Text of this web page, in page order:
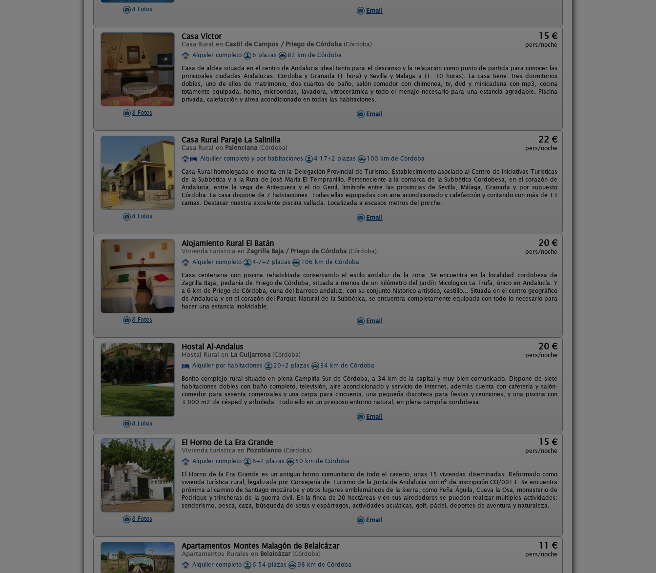
8 Fotos
Email
8 Fotos
Casa Víctor
Casa Rural en Castil de Campos / Priego de Córdoba (Córdoba)
15 €
pers/noche
Alquiler completo
6 plazas
82 km de Córdoba
Casa de aldea situada en el centro de Andalucia ideal tanto para el descanso y la relajación como punto de partida para conocer las
principales ciudades Andaluzas. Cordoba y Granada (1 hora) y Sevilla y Malaga a (1. 30 horas). La casa tiene: tres dormitorios
dobles, uno de ellos de matrimonio, dos cuartos de baño, salón comedor con chimenea, tv, dvd y minicadena con mp3, cocina
totamente equipada, horno, microondas, lavadora, vitrocerámica y todo el menaje necesario para una estancia agradable. Piscina
privada, calefacción y airea acondicionado en todas las habitaciones.
Email
8 Fotos
Casa Rural Paraje La Salinilla
Casa Rural en Palenciana (Córdoba)
22 €
pers/noche
Alquiler completo y por habitaciones
4-17+2 plazas
100 km de Córdoba
Casa Rural homologada e inscrita en la Delegación Provincial de Turismo. Establecimiento asociado al Centro de Iniciativas Turísticas
de la Subbética y a la Ruta de José María El Tempranillo. Perteneciente a la comarca de la Subbética Cordobesa, en el corazón de
Andalucía, entre la vega de Antequera y el río Genil, limítrofe entre las provincias de Sevilla, Málaga, Granada y por supuesto
Córdoba. La casa dispone de 7 habitaciones. Todas ellas equipadas con aire acondicionado y calefacción y contando con más de 13
camas. Destacar nuestra excelente piscina vallada. Localizada a escasos metros del porche.
Email
8 Fotos
Alojamiento Rural El Batán
Vivienda turística en Zagrilla Baja / Priego de Córdoba (Córdoba)
20 €
pers/noche
Alquiler completo
4-7+2 plazas
106 km de Córdoba
Casa centenaria con piscina rehabilitada conservando el estilo andaluz de la zona. Se encuentra en la localidad cordobesa de
Zagrilla Baja, pedanía de Priego de Córdoba, situada a menos de un kilómetro del Jardín Micologico La Trufa, único en Andalucía. Y
a 6 km de Priego de Córdoba, cuna del barroco andaluz, con su conjunto historico artístico, castillo... Situada en el centro geográfico
de Andalucía y en el corazón del Parque Natural de la Subbética, se encuentra completamente equipada con todo lo necesario para
hacer una estancia inolvidable.
Email
8 Fotos
Hostal Al-Andalus
Hostal Rural en La Guijarrosa (Córdoba)
20 €
pers/noche
Alquiler por habitaciones
20+2 plazas
34 km de Córdoba
Bonito complejo rural situado en plena Campiña Sur de Córdoba, a 34 km de la capital y muy bien comunicado. Dispone de siete
habitaciones dobles con baño completo, televisión, aire acondicionado y servicio de internet, además cuenta con cafetería y salón-
comedor para sesenta comensales y una carpa para cincuenta, una pequeña discoteca para fiestas y reuniones, y una piscina con
3.000 m2 de césped y arboleda. Todo ello en un precioso entorno natural, en plena campiña cordobesa.
Email
8 Fotos
El Horno de La Era Grande
Vivienda turística en Pozoblanco (Córdoba)
15 €
pers/noche
Alquiler completo
6+2 plazas
50 km de Córdoba
El Horno de la Era Grande es un antiguo horno comunitario de todo el caserío, unas 15 viviendas diseminadas. Reformado como
vivienda turística rural, legalizada por Consejería de Turismo de la Junta de Andalucía con nº de inscripción CO/0013. Se encuentra
próxima al camino de Santiago mozárabe y otros lugares emblemáticos de la Sierra, como Peña Águila, Cueva la Osa, monasterio de
Pedrique y trincheras de la guerra civil. En la finca de 20 hectáreas y en sus alrededores se pueden realizar múltiples actividades:
senderismo, pesca, caza, búsqueda de setas y espárragos, actividades acuáticas, golf, pádel, deportes de aventura y naturaleza.
Email
Apartamentos Montes Malagón de Belalcázar
Apartamentos Rurales en Belalcázar (Córdoba)
11 €
pers/noche
Alquiler completo
6-54 plazas
98 km de Córdoba